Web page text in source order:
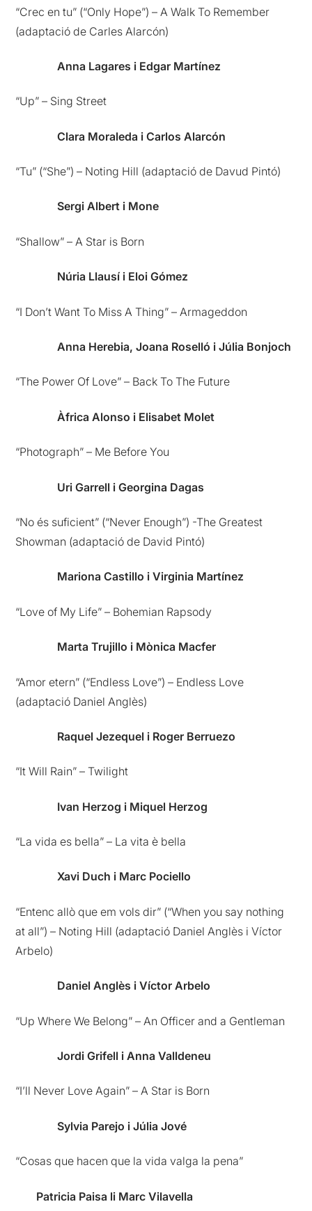
“Crec en tu” (“Only Hope”) – A Walk To Remember
(adaptació de Carles Alarcón)
Anna Lagares i Edgar Martínez
“Up” – Sing Street
Clara Moraleda i Carlos Alarcón
“Tu” (“She”) – Noting Hill (adaptació de Davud Pintó)
Sergi Albert i Mone
“Shallow” – A Star is Born
Núria Llausí i Eloi Gómez
“I Don’t Want To Miss A Thing” – Armageddon
Anna Herebia, Joana Roselló i Júlia Bonjoch
“The Power Of Love” – Back To The Future
Àfrica Alonso i Elisabet Molet
“Photograph” – Me Before You
Uri Garrell i Georgina Dagas
“No és suficient” (“Never Enough”) -The Greatest
Showman (adaptació de David Pintó)
Mariona Castillo i Virginia Martínez
“Love of My Life” – Bohemian Rapsody
Marta Trujillo i Mònica Macfer
“Amor etern” (“Endless Love”) – Endless Love
(adaptació Daniel Anglès)
Raquel Jezequel i Roger Berruezo
“It Will Rain” – Twilight
Ivan Herzog i Miquel Herzog
“La vida es bella” – La vita è bella
Xavi Duch i Marc Pociello
“Entenc allò que em vols dir” (“When you say nothing
at all”) – Noting Hill (adaptació Daniel Anglès i Víctor
Arbelo)
Daniel Anglès i Víctor Arbelo
“Up Where We Belong” – An Officer and a Gentleman
Jordi Grifell i Anna Valldeneu
“I’ll Never Love Again” – A Star is Born
Sylvia Parejo i Júlia Jové
“Cosas que hacen que la vida valga la pena”
Patricia Paisa li Marc Vilavella